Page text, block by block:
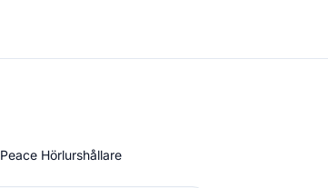
Peace Hörlurshållare